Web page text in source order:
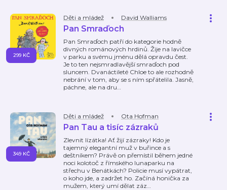
Děti a mládež David Walliams
Pan Smraďoch
Pan Smraďoch patří do kategorie hodně
divných románových hrdinů. Žije na lavičce
v parku a svému jménu dělá opravdu čest.
Je to ten nejsmradlavější smraďoch pod
sluncem. Dvanáctileté Chloe to ale rozhodně
nebrání v tom, aby se s ním spřátelila. Jasně,
páchne, ale na dru…
299 KČ
Děti a mládež Ota Hofman
Pan Tau a tisíc zázraků
Zlevnit lízátka! Ať žijí zázraky! Kdo je
tajemný elegantní muž v buřince a s
deštníkem? Právě on přemístil během jedné
noci kolotoč z římského lunaparku na
střechu v Benátkách? Policie musí vypátrat,
o koho jde, a zadržet ho. Začíná honička za
mužem, který umí dělat záz…
349 KČ